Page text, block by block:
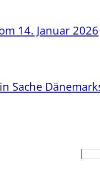
14. Januar 2026
Sache